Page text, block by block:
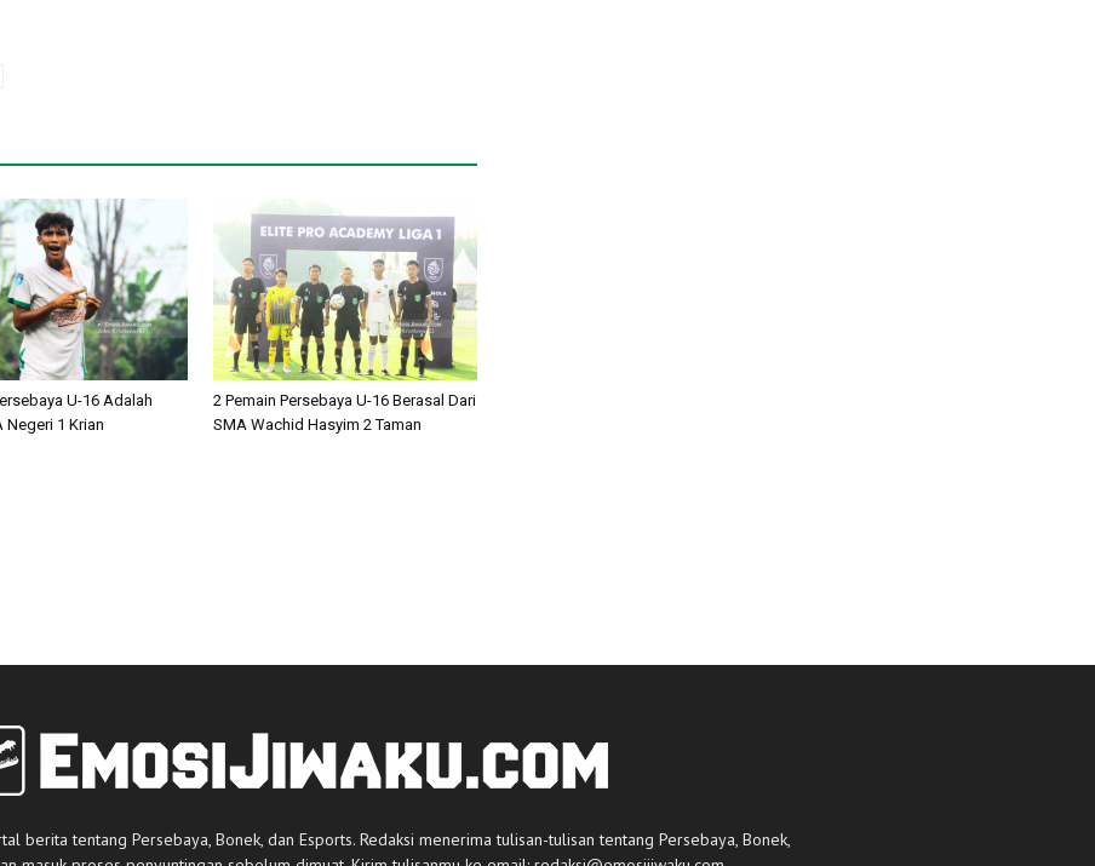
U-16 Adalah
Negeri 1 Krian
2 Pemain Persebaya U-16 Berasal Dari
SMA Wachid Hasyim 2 Taman
berita tentang Persebaya, Bonek, dan Esports. Redaksi menerima tulisan-tulisan tentang Persebaya, Bonek,